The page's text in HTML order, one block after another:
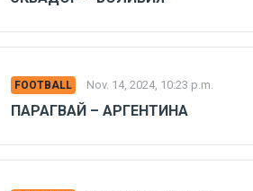
FOOTBALL Nov. 14, 2024, 10:23 p.m.
ПАРАГВАЙ – АРГЕНТИНА